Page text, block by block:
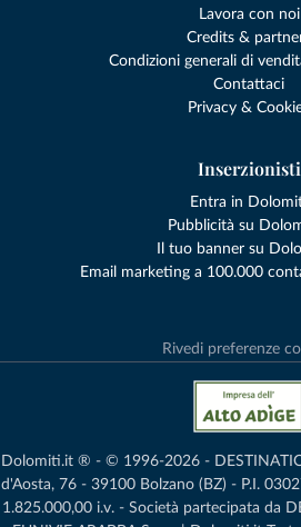
Lavora con noi
Credits &
Condizioni generali di
Contattaci
Privacy &
Inserzionisti
Entra in
Pubblicità su
Il tuo banner su
Email marketing a 100.000
Rivedi preferenze
Dolomiti.it ® - © 1996-2026 -
d'Aosta, 76 - 39100 Bolzano (BZ) - P.I.
1.825.000,00 i.v. - Società partecipata da